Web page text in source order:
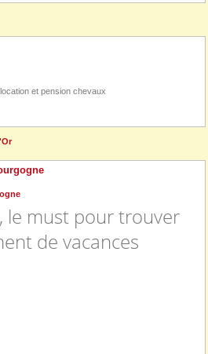
et pension chevaux
le must pour trouver
de vacances